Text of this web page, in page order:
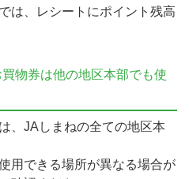
は、レシートにポイント残高
物券は他の地区本部でも使
、JAしまねの全ての地区本
用できる場所が異なる場合が